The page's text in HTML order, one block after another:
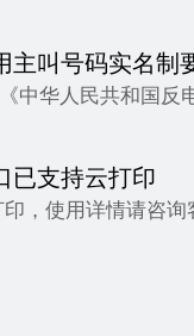
主叫号码实名制
中华人民共和国反
已支持云打印
印，使用详情请咨